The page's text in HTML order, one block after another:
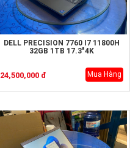
DELL PRECISION 7760 I7 11800H
32GB 1TB 17.3"4K
24,500,000 đ Mua Hàng